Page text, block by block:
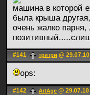
машина в которой
была крыша
очень жалко
#141 тритри @
ops:
#142 ArtAge @